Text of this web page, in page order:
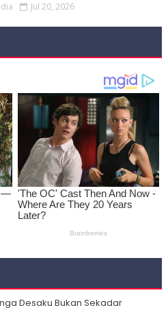
Jul 20, 2026
Desaku Bukan Sekadar